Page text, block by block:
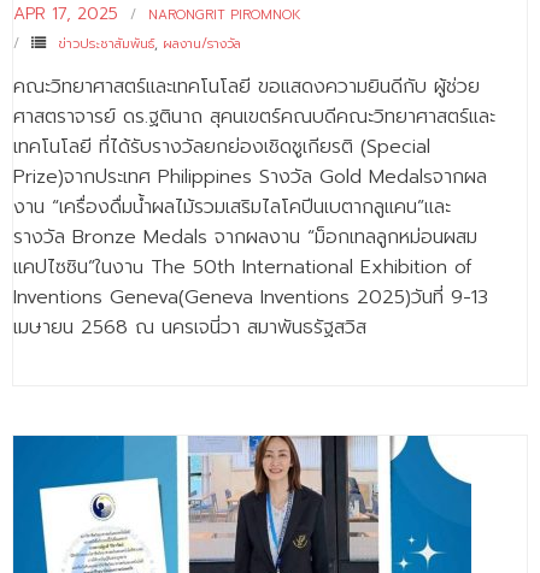
APR 17, 2025
NARONGRIT PIROMNOK
ข่าวประชาสัมพันธ์, ผลงาน/รางวัล
คณะวิทยาศาสตร์และเทคโนโลยี ขอแสดงความยินดีกับ ผู้ช่วย
ศาสตราจารย์ ดร.ฐตินาถ สุคนเขตร์คณบดีคณะวิทยาศาสตร์และ
เทคโนโลยี ที่ได้รับรางวัลยกย่องเชิดชูเกียรติ (Special
Prize)จากประเทศ Philippines Sางวัล Gold Medalsจากผล
งาน “เครื่องดื่มน้ำผลไม้รวมเสริมไลโคปีนเบตากลูแคน”และ
รางวัล Bronze Medals จากผลงาน “ม็อกเทลลูกหม่อนผสม
แคปไซซิน”ในงาu The 50th International Exhibition of
Inventions Geneva(Geneva Inventions 2025)วันที่ 9-13
เมษายน 2568 ณ นครเจนี่วา สมาพันธรัฐสวิส